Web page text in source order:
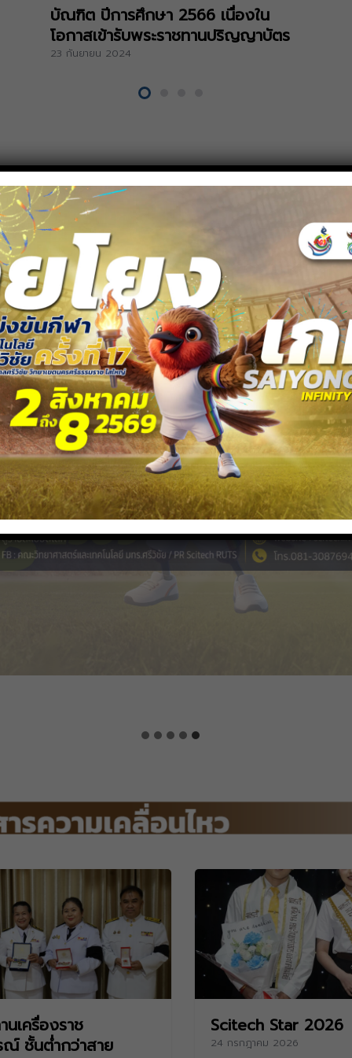
บัณฑิต ปีการศึกษา 2566 เนื่องใน
โอกาสเข้ารับพระราชทานปริญญาบัตร
23 กันยายน 2024
นเครื่องราช
ณ์ ชั้นต่ำกว่าสาย
Scitech Star 2026
24 กรกฎาคม 2026